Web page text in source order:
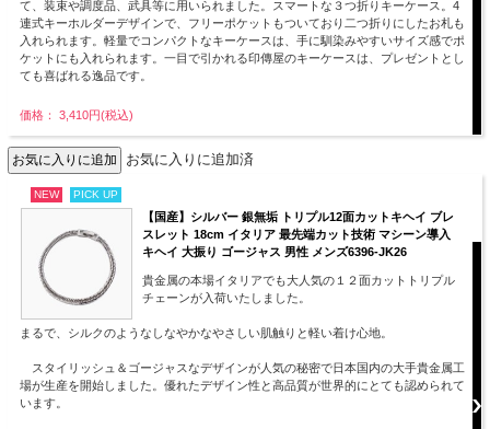
て、装束や調度品、武具等に用いられました。スマートな３つ折りキーケース。4
連式キーホルダーデザインで、フリーポケットもついており二つ折りにしたお札も
入れられます。軽量でコンパクトなキーケースは、手に馴染みやすいサイズ感でポ
ケットにも入れられます。一目で引かれる印傳屋のキーケースは、プレゼントとし
ても喜ばれる逸品です。
価格： 3,410円(税込)
お気に入りに追加済
NEW PICK UP
【国産】シルバー 銀無垢 トリプル12面カットキヘイ ブレ
スレット 18cm イタリア 最先端カット技術 マシーン導入
キヘイ 大振り ゴージャス 男性 メンズ6396-JK26
貴金属の本場イタリアでも大人気の１２面カットトリプル
チェーンが入荷いたしました。
まるで、シルクのようなしなやかなやさしい肌触りと軽い着け心地。
スタイリッシュ＆ゴージャスなデザインが人気の秘密で日本国内の大手貴金属工
場が生産を開始しました。優れたデザイン性と高品質が世界的にとても認められて
います。